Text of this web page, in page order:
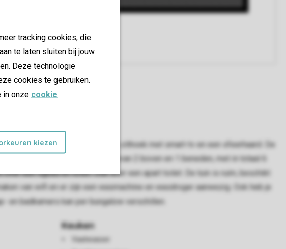
tracking cookies, die
te laten sluiten bij jouw
Deze technologie
cookies te gebruiken.
in onze cookie
kiezen
woonkamer met een gezellige zithoek met smart-tv en een sfeerhaard. De
sfeervolle slaapkamers, waarvan 2 boven en 1 beneden, met in totaal 6
een ligbad en toilet. Ook is er een apart toilet. De tuin is ruim, beschikt
van wifi en er zijn een wasmachine en wasdroger aanwezig. Ook heb je
en badkamers kan per bungalow verschillen.
Keuken
Vaatwasser